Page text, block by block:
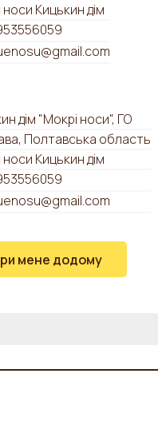
носи Кицькин дім
дім "Мокрі носи", ГО
Полтавська область
носи Кицькин дім
мене додому